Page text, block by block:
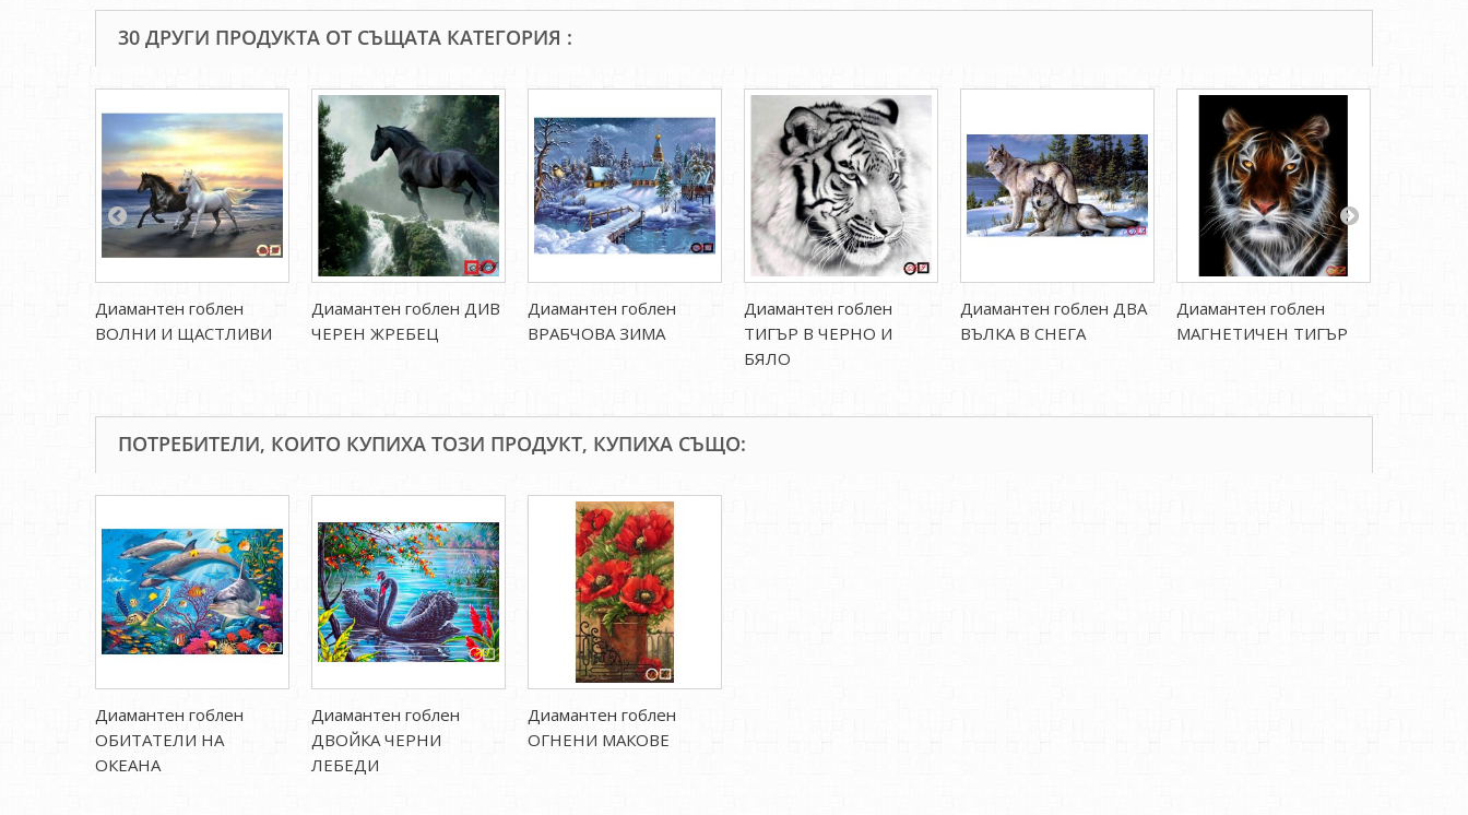
30 ДРУГИ ПРОДУКТА ОТ СЪЩАТА КАТЕГОРИЯ :
Диамантен гоблен
ВОЛНИ И ЩАСТЛИВИ
Диамантен гоблен ДИВ
ЧЕРЕН ЖРЕБЕЦ
Диамантен гоблен
ВРАБЧОВА ЗИМА
Диамантен гоблен
ТИГЪР В ЧЕРНО И
БЯЛО
Диамантен гоблен ДВА
ВЪЛКА В СНЕГА
Диамантен гоблен
МАГНЕТИЧЕН ТИГЪР
ПОТРЕБИТЕЛИ, КОИТО КУПИХА ТОЗИ ПРОДУКТ, КУПИХА СЪЩО:
Диамантен гоблен
ОБИТАТЕЛИ НА
ОКЕАНА
Диамантен гоблен
ДВОЙКА ЧЕРНИ
ЛЕБЕДИ
Диамантен гоблен
ОГНЕНИ МАКОВЕ